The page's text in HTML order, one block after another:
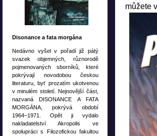
můžete
Disonance a fata morgána
Nedávno vyšel v pořadí již pátý
svazek objemných, různorodě
pojmenovaných sborníků, které
pokrývají novodobou českou
literaturu, byť prozatím ukotvenou
v minulém století. Nejnovější část,
nazvaná DISONANCE A FATA
MORGÁNA, pokrývá období
1964–1971. Opět ji vydalo
nakladatelství Akropolis ve
spolupráci s Filozofickou fakultou